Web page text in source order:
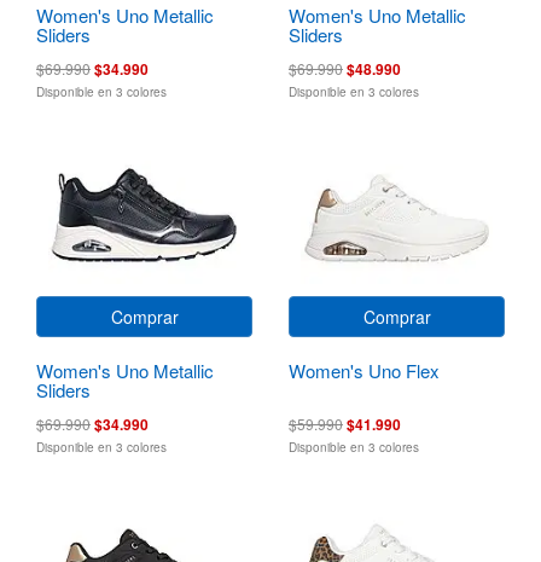
Women's Uno Metallic
Sliders
$69.990$34.990
Disponible en 3 colores
Women's Uno Metallic
Sliders
$69.990$48.990
Disponible en 3 colores
Comprar
Women's Uno Metallic
Sliders
$69.990$34.990
Disponible en 3 colores
Comprar
Women's Uno Flex
$59.990$41.990
Disponible en 3 colores